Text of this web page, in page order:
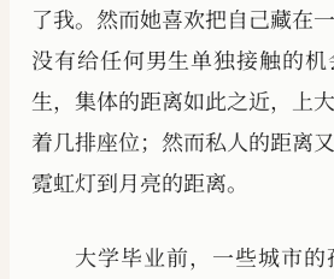
了我。然而她喜欢把自己藏在
没有给任何男生单独接触的
生，集体的距离如此之近，上
着几排座位；然而私人的距离
霓虹灯到月亮的距离。
大学毕业前，一些城市